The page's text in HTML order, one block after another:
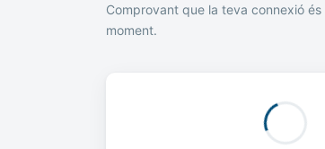
Comprovant que la teva connexió és
moment.